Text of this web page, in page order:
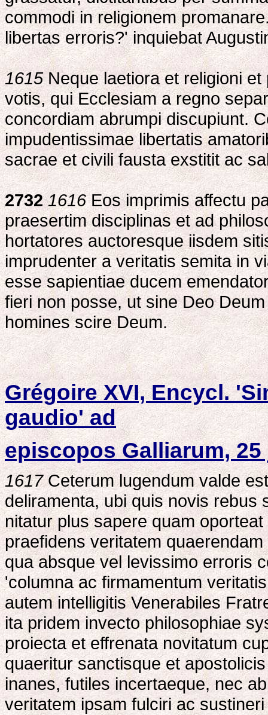
commodi in religionem
libertas erroris?' inquiebat
1615Neque laetiora et religioni
votis, qui Ecclesiam a regno
concordiam abrumpi discupiunt.
impudentissimae libertatis
sacrae et civili fausta exstitit ac
2732 1616Eos imprimis affectu
praesertim disciplinas et ad
hortatores auctoresque iisdem
imprudenter a veritatis semita in
esse sapientiae ducem
fieri non posse, ut sine Deo
homines scire Deum.
Grégoire XVI, Encycl.
gaudio' ad
episcopos Galliarum, 25
1617Ceterum lugendum valde
deliramenta, ubi quis novis rebus
nitatur plus sapere quam
praefidens veritatem
qua absque vel levissimo erroris
'columna ac firmamentum
autem intelligitis Venerabiles
ita pridem invecto philosophiae
proiecta et effrenata novitatum
quaeritur sanctisque et
inanes, futiles incertaeque, nec
veritatem ipsam fulciri ac